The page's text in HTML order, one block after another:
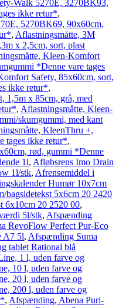
Walk 5270E, 3270BK93,
ikke retur*,
5270BK69, 90x60cm,
, Aflastningsmåtte, 3M
x 2,5cm, sort, plast
Kleen-Komfort
*Denne vare tages
Safety, 85x60cm, sort,
ikke retur*,
1,5m x 85cm, grå, med
, Aflastningsmåtte, Kleen-
skumgummi, med kant
KleenThru +,
tages ikke retur*,
rød, gummi *Denne
1l, Afløbsrens Imo Drain
1l/stk, Afrensemiddel i
Humør 10x7cm
bagsidetekst 5x6cm 20 2420
6x10cm 20 2520 00,
5l/stk, Afspænding
RevoFlow Perfect Pur-Eco
A7 5l, Afspænding Suma
tablet Rational blå
1 l, uden farve og
10 l, uden farve og
20 l, uden farve og
200 l, uden farve og
, Afspænding, Abena Puri-